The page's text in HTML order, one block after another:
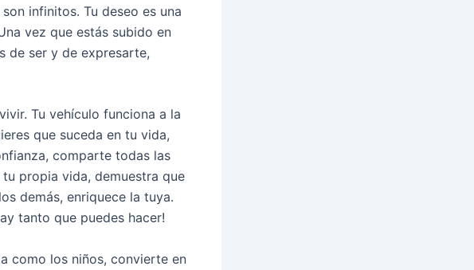
infinitos. Tu deseo es una
vez que estás subido en
de ser y de expresarte,
Tu vehículo funciona a la
que suceda en tu vida,
comparte todas las
propia vida, demuestra que
demás, enriquece la tuya.
tanto que puedes hacer!
como los niños, convierte en